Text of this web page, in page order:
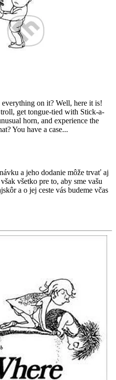
on it? Well, here it is!
get tongue-tied with Stick-a-
horn, and experience the
You have a case...
a jeho dodanie môže trvať aj
všetko pre to, aby sme vašu
a o jej ceste vás budeme včas